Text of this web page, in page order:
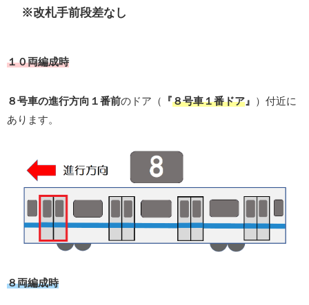
※改札手前段差なし
１０両編成時
８号車の進行方向１番前のドア（ 『８号車１番ドア 』 ）付近に
あります。
８両編成時